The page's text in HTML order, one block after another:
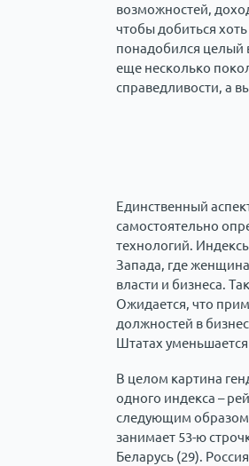
возможностей,
чтобы добиться
понадобился целый
еще несколько
справедливости, а
Единственный
самостоятельно
технологий.
Запада, где
власти и бизнеса.
Ожидается, что
должностей в
Штатах
В целом картина
одного индекса –
следующим
занимает 53-ю
Беларусь (29).